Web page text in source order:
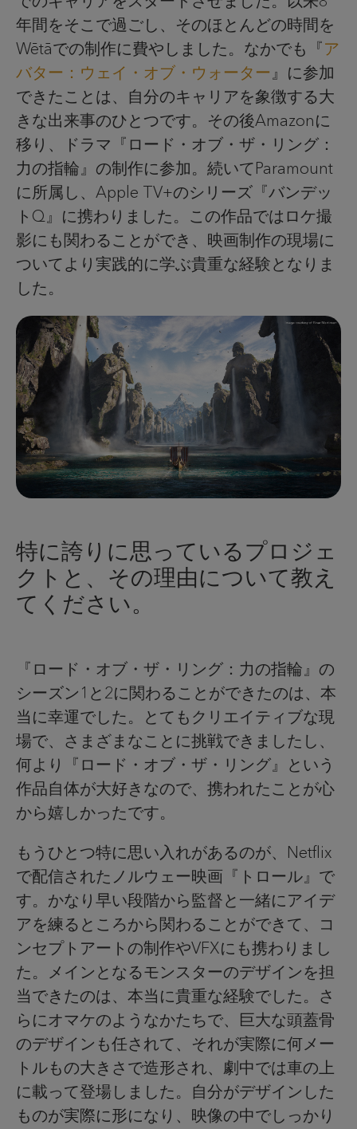
年間をそこで過ごし、そのほとんどの時間を
Wētāでの制作に費やしました。なかでも『ア
バター：ウェイ・オブ・ウォーター 』に参加
できたことは、自分のキャリアを象徴する大
きな出来事のひとつです。その後Amazonに
移り、ドラマ『ロード・オブ・ザ・リング：
力の指輪』の制作に参加。続いてParamount
に所属し、Apple TV+のシリーズ『バンデッ
トQ』に携わりました。この作品ではロケ撮
影にも関わることができ、映画制作の現場に
ついてより実践的に学ぶ貴重な経験となりま
した。
特に誇りに思っているプロジェ
クトと、その理由について教え
てください。
『ロード・オブ・ザ・リング：力の指輪』の
シーズン1と2に関わることができたのは、本
当に幸運でした。とてもクリエイティブな現
場で、さまざまなことに挑戦できましたし、
何より『ロード・オブ・ザ・リング』という
作品自体が大好きなので、携われたことが心
から嬉しかったです。
もうひとつ特に思い入れがあるのが、Netflix
で配信されたノルウェー映画『トロール』で
す。かなり早い段階から監督と一緒にアイデ
アを練るところから関わることができて、コ
ンセプトアートの制作やVFXにも携わりまし
た。メインとなるモンスターのデザインを担
当できたのは、本当に貴重な経験でした。さ
らにオマケのようなかたちで、巨大な頭蓋骨
のデザインも任されて、それが実際に何メー
トルもの大きさで造形され、劇中では車の上
に載って登場しました。自分がデザインした
ものが実際に形になり、映像の中でしっかり